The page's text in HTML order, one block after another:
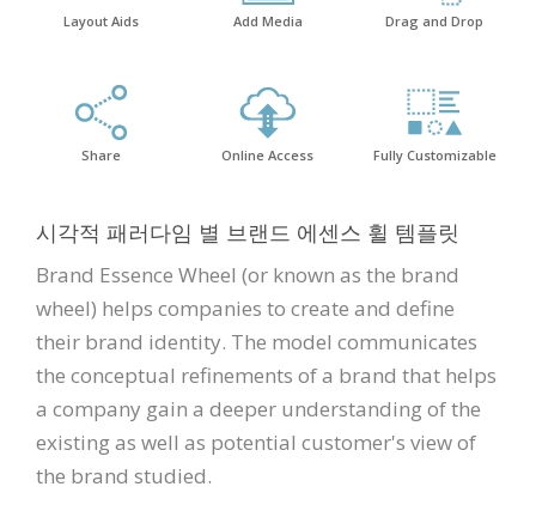
Layout Aids Add Media Drag and Drop
Share Online Access Fully Customizable
시각적 패러다임 별 브랜드 에센스 휠 템플릿
Brand Essence Wheel (or known as the brand
wheel) helps companies to create and define
their brand identity. The model communicates
the conceptual refinements of a brand that helps
a company gain a deeper understanding of the
existing as well as potential customer's view of
the brand studied.